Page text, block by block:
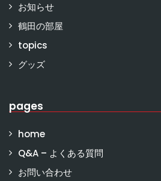
お知らせ
鶴田の部屋
topics
グッズ
pages
home
Q&A – よくある質問
お問い合わせ